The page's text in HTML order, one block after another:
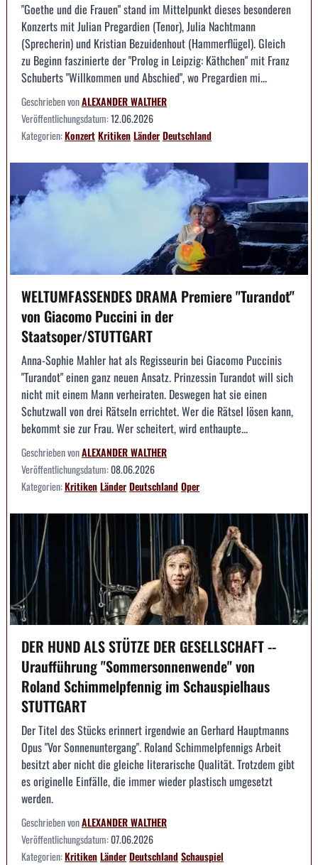
"Goethe und die Frauen" stand im Mittelpunkt dieses besonderen
Konzerts mit Julian Pregardien (Tenor), Julia Nachtmann
(Sprecherin) und Kristian Bezuidenhout (Hammerflügel). Gleich
zu Beginn faszinierte der "Prolog in Leipzig: Käthchen" mit Franz
Schuberts "Willkommen und Abschied", wo Pregardien mi...
Geschrieben vonALEXANDER WALTHER
Veröffentlichungsdatum:12.06.2026
Kategorien:KonzertKritikenLänderDeutschland
WELTUMFASSENDES DRAMA Premiere "Turandot"
von Giacomo Puccini in der
Staatsoper/STUTTGART
Anna-Sophie Mahler hat als Regisseurin bei Giacomo Puccinis
"Turandot" einen ganz neuen Ansatz. Prinzessin Turandot will sich
nicht mit einem Mann verheiraten. Deswegen hat sie einen
Schutzwall von drei Rätseln errichtet. Wer die Rätsel lösen kann,
bekommt sie zur Frau. Wer scheitert, wird enthaupte...
Geschrieben vonALEXANDER WALTHER
Veröffentlichungsdatum:08.06.2026
Kategorien:KritikenLänderDeutschlandOper
DER HUND ALS STÜTZE DER GESELLSCHAFT --
Uraufführung "Sommersonnenwende" von
Roland Schimmelpfennig im Schauspielhaus
STUTTGART
Der Titel des Stücks erinnert irgendwie an Gerhard Hauptmanns
Opus "Vor Sonnenuntergang". Roland Schimmelpfennigs Arbeit
besitzt aber nicht die gleiche literarische Qualität. Trotzdem gibt
es originelle Einfälle, die immer wieder plastisch umgesetzt
werden.
Geschrieben vonALEXANDER WALTHER
Veröffentlichungsdatum:07.06.2026
Kategorien:KritikenLänderDeutschlandSchauspiel